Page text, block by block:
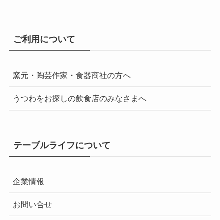
ご利用について
窯元・陶芸作家・食器商社の方へ
うつわをお探しの飲食店のみなさまへ
テーブルライフについて
企業情報
お問い合せ